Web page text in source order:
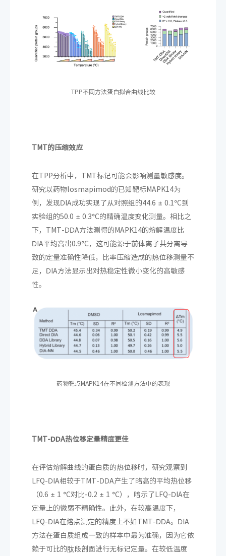
TPP不同方法蛋白拟合曲线比较
TMT的压缩效应
在TPP分析中，TMT标记可能会影响测量敏感度。
研究以药物losmapimod的已知靶标MAPK14为
例，发现DIA成功实现了从对照组的44.6 ± 0.1°C到
实验组的50.0 ± 0.3°C的精确温度变化测量。相比之
下，TMT-DDA方法测得的MAPK14的熔解温度比
DIA平均高出0.9°C，这可能源于前体离子共分离导
致的定量准确性降低，比率压缩造成的热位移测量不
足，DIA方法显示出对热稳定性微小变化的高敏感
性。
药物靶点MAPK14在不同检测方法中的表现
TMT-DDA热位移定量精度更佳
在评估熔解曲线的蛋白质的热位移时，研究观察到
LFQ-DIA相较于TMT-DDA产生了略高的平均热位移
（0.6 ± 1 °C对比-0.2 ± 1 °C），暗示了LFQ-DIA在
定量上的微弱不精确性。此外，在较高温度下，
LFQ-DIA在熔点测定的精度上不如TMT-DDA。DIA
方法在蛋白质组成一致的样本中最为准确，因为它依
赖于可比的肽段剖面进行无标记定量。在较低温度